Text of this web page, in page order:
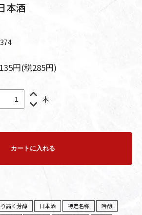
本酒
円(税285円)
本
カートに入れる
高く芳醇 日本酒 特定名称
吟醸